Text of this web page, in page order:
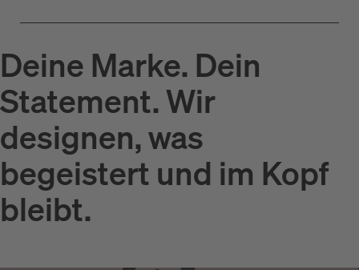
Deine Marke. Dein
Statement. Wir
designen, was
begeistert und im Kopf
bleibt.